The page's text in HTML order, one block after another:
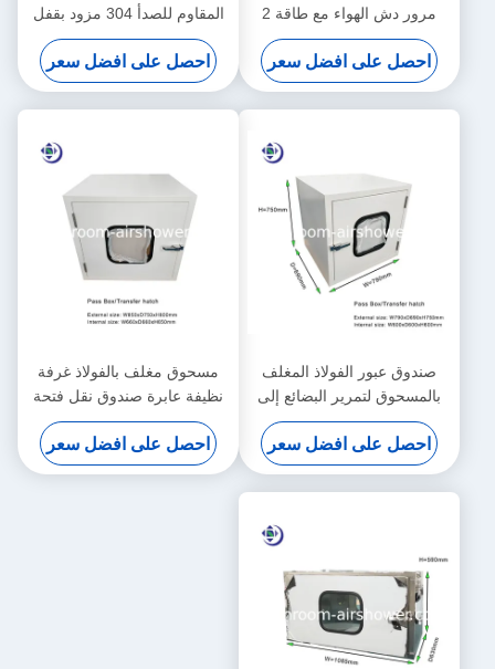
مرور دش الهواء مع طاقة 2
كيلوواط للتعقيم
احصل على افضل سعر
المقاوم للصدأ 304 مزود بقفل
ميكانيكي / كهربائي
احصل على افضل سعر
صندوق عبور الفولاذ المغلف
بالمسحوق لتمرير البضائع إلى
غرفة النظافة
600x600x600mm
احصل على افضل سعر
مسحوق مغلف بالفولاذ غرفة
نظيفة عابرة صندوق نقل فتحة
في حجم
W650xD650xH660mm
احصل على افضل سعر